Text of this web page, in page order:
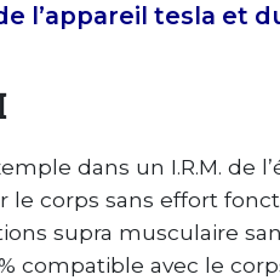
l’appareil tesla et
dans un I.R.M. de
corps sans effort
supra musculaire
compatible avec le